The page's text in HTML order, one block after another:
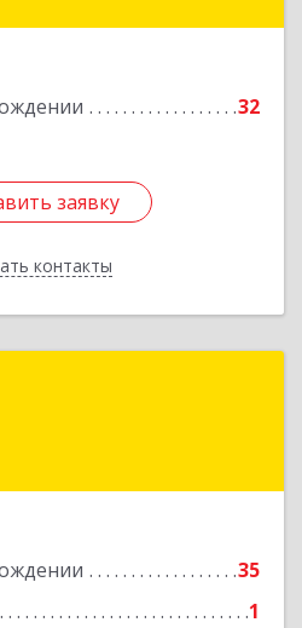
32
заявку
контакты
Подробнее
заявку
Назад
35
1
край, Курганинск г,